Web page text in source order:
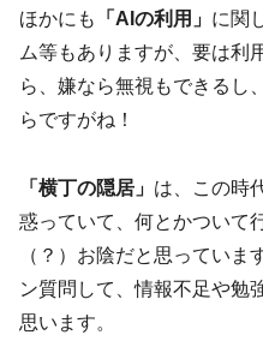
ほかにも
「AIの利用」 に関
ム等もありますが、要は利
ら、嫌なら無視もできるし
らですがね！
「横丁の隠居」 は、この時
惑っていて、何とかついて
（？）お陰だと思っていま
ン質問して、情報不足や勉
思います。